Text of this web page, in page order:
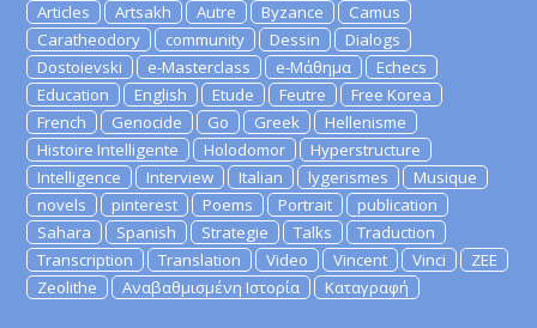
Articles Artsakh Autre Byzance
Camus
Caratheodory
community Dessin
Dialogs
Dostoievski
e-Masterclass e-Μάθημα
Echecs
Education
English Etude Feutre
Free Korea
French
Genocide Go Greek
Hellenisme
Histoire Intelligente
Holodomor
Hyperstructure
Intelligence
Interview Italian lygerismes
Musique
novels
pinterest Poems Portrait
publication
Sahara
Spanish Strategie Talks
Traduction
Transcription
Translation Video Vincent Vinci
ZEE
Zeolithe
Αναβαθμισμένη Ιστορία Καταγραφή